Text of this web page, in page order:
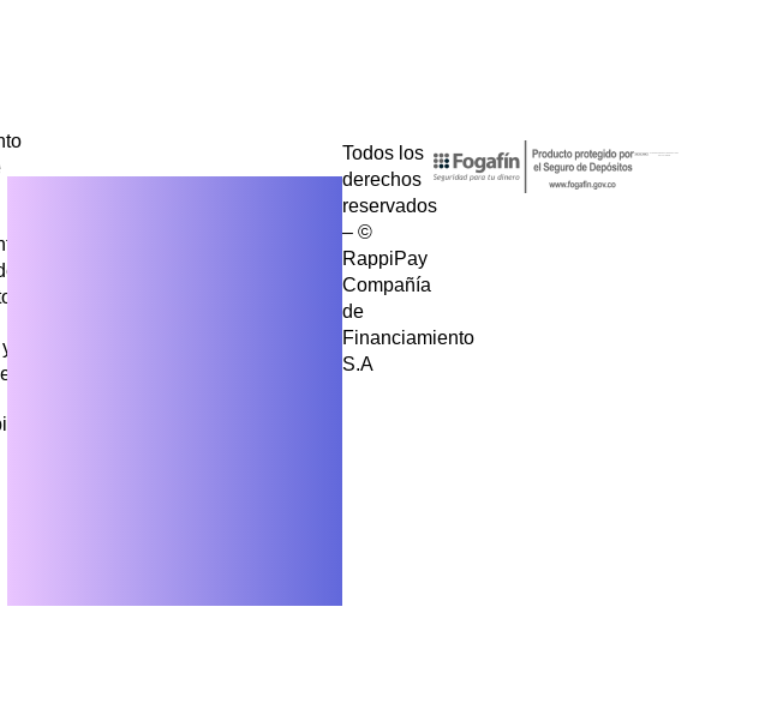
Todos los
derechos
reservados
– ©
RappiPay
Compañía
de
Financiamiento
S.A